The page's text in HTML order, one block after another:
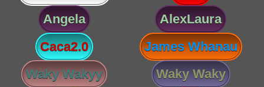
Angela
AlexLaura
Caca2.0
James Whanau
Waky Wakyy
Waky Waky